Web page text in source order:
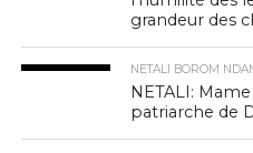
grandeur des
NETALI BOROM
NETALI:
patriarche de